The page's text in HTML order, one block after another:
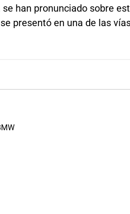
han pronunciado sobre
presentó en una de las